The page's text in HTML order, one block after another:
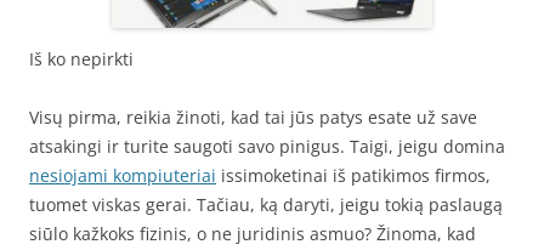
Iš ko nepirkti
Visų pirma, reikia žinoti, kad tai jūs patys esate už save
atsakingi ir turite saugoti savo pinigus. Taigi, jeigu domina
nesiojami kompiuteriai issimoketinai iš patikimos firmos,
tuomet viskas gerai. Tačiau, ką daryti, jeigu tokią paslaugą
siūlo kažkoks fizinis, o ne juridinis asmuo? Žinoma, kad